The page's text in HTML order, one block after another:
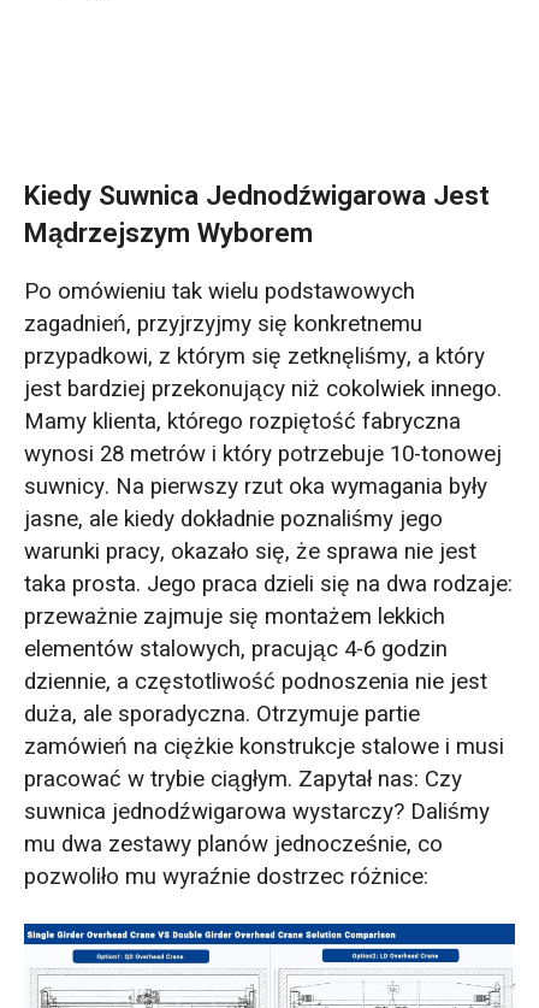
Kiedy Suwnica Jednodźwigarowa Jest
Mądrzejszym Wyborem
Po omówieniu tak wielu podstawowych
zagadnień, przyjrzyjmy się konkretnemu
przypadkowi, z którym się zetknęliśmy, a który
jest bardziej przekonujący niż cokolwiek innego.
Mamy klienta, którego rozpiętość fabryczna
wynosi 28 metrów i który potrzebuje 10-tonowej
suwnicy. Na pierwszy rzut oka wymagania były
jasne, ale kiedy dokładnie poznaliśmy jego
warunki pracy, okazało się, że sprawa nie jest
taka prosta. Jego praca dzieli się na dwa rodzaje:
przeważnie zajmuje się montażem lekkich
elementów stalowych, pracując 4-6 godzin
dziennie, a częstotliwość podnoszenia nie jest
duża, ale sporadyczna. Otrzymuje partie
zamówień na ciężkie konstrukcje stalowe i musi
pracować w trybie ciągłym. Zapytał nas: Czy
suwnica jednodźwigarowa wystarczy? Daliśmy
mu dwa zestawy planów jednocześnie, co
pozwoliło mu wyraźnie dostrzec różnice: